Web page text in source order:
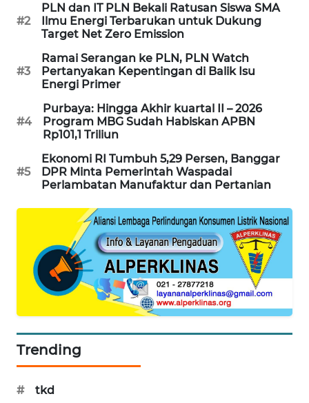
#2
PLN dan IT PLN Bekali Ratusan Siswa SMA
Ilmu Energi Terbarukan untuk Dukung
Target Net Zero Emission
#3
Ramai Serangan ke PLN, PLN Watch
Pertanyakan Kepentingan di Balik Isu
Energi Primer
#4
Purbaya: Hingga Akhir kuartal II – 2026
Program MBG Sudah Habiskan APBN
Rp101,1 Triliun
#5
Ekonomi RI Tumbuh 5,29 Persen, Banggar
DPR Minta Pemerintah Waspadai
Perlambatan Manufaktur dan Pertanian
Trending
#
tkd
WALINKI
MAWAKA
MARTABAT
PLN
LPKKI
KOPEKLIN
KONSUMEN